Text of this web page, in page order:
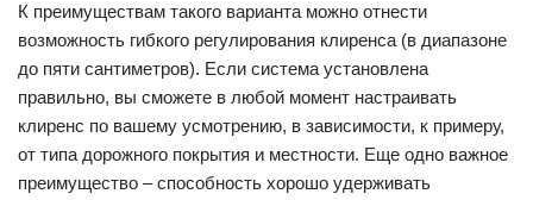
К преимуществам такого варианта можно отнести
возможность гибкого регулирования клиренса (в диапазоне
до пяти сантиметров). Если система установлена
правильно, вы сможете в любой момент настраивать
клиренс по вашему усмотрению, в зависимости, к примеру,
от типа дорожного покрытия и местности. Еще одно важное
преимущество – способность хорошо удерживать